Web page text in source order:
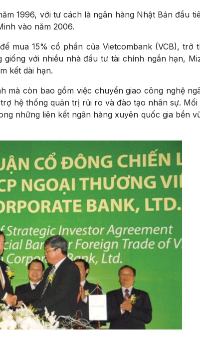
1996, với tư cách là ngân hàng Nhật Bản đầu
vào năm 2006.
mua 15% cổ phần của Vietcombank (VCB), trở
với nhiều nhà đầu tư tài chính ngắn hạn,
kết dài hạn.
mà còn bao gồm việc chuyển giao công nghệ
hệ thống quản trị rủi ro và đào tạo nhân sự. Mối
những liên kết ngân hàng xuyên quốc gia bền